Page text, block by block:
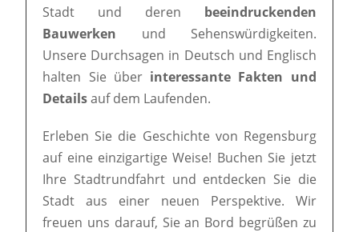
Stadt und deren beeindruckenden
Bauwerken und Sehenswürdigkeiten.
Unsere Durchsagen in Deutsch und Englisch
halten Sie über interessante Fakten und
Detailsauf dem Laufenden.
Erleben Sie die Geschichte von Regensburg
auf eine einzigartige Weise! Buchen Sie jetzt
Ihre Stadtrundfahrt und entdecken Sie die
Stadt aus einer neuen Perspektive. Wir
freuen uns darauf, Sie an Bord begrüßen zu